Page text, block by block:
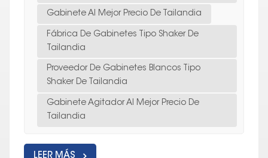
Gabinete Al Mejor Precio De Tailandia
Fábrica De Gabinetes Tipo Shaker De
Tailandia
Proveedor De Gabinetes Blancos Tipo
Shaker De Tailandia
Gabinete Agitador Al Mejor Precio De
Tailandia
LEER MÁS